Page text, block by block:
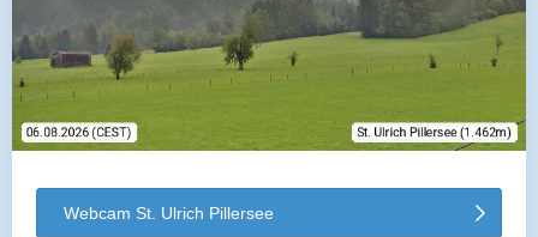
Webcam St. Ulrich Pillersee